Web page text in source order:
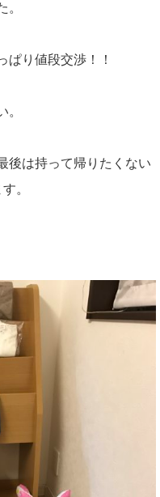
。
ぱり値段交渉！！
。
後は持って帰りたくない
。